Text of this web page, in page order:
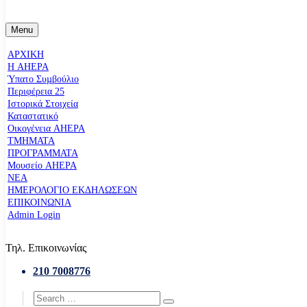
Menu
ΑΡΧΙΚΗ
Η AHEPA
Ύπατο Συµβούλιο
Περιφέρεια 25
Ιστορικά Στοιχεία
Καταστατικό
Οικογένεια AHEPA
ΤΜΗΜΑΤΑ
ΠΡΟΓΡΑΜΜΑΤΑ
Μουσείο AHEPA
ΝΕΑ
ΗΜΕΡΟΛΟΓΙΟ ΕΚΔΗΛΩΣΕΩΝ
ΕΠΙΚΟΙΝΩΝΙΑ
Admin Login
Τηλ. Επικοινωνίας
210 7008776